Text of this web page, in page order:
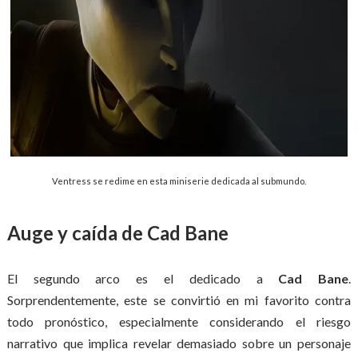
Ventress se redime en esta miniserie dedicada al submundo.
Auge y caída de Cad Bane
El segundo arco es el dedicado a Cad Bane.
Sorprendentemente, este se convirtió en mi favorito contra
todo pronóstico, especialmente considerando el riesgo
narrativo que implica revelar demasiado sobre un personaje